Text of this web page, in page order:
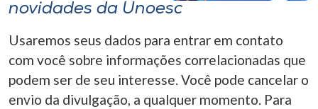
novidades da Unoesc
Usaremos seus dados para entrar em contato
com você sobre informações correlacionadas que
podem ser de seu interesse. Você pode cancelar o
envio da divulgação, a qualquer momento. Para